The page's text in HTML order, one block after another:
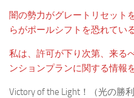
闇の勢力がグレートリセット
らがポールシフトを恐れてい
私は、許可が下り次第、来る
ンションプランに関する情報
Victory of the Light！（光の勝利